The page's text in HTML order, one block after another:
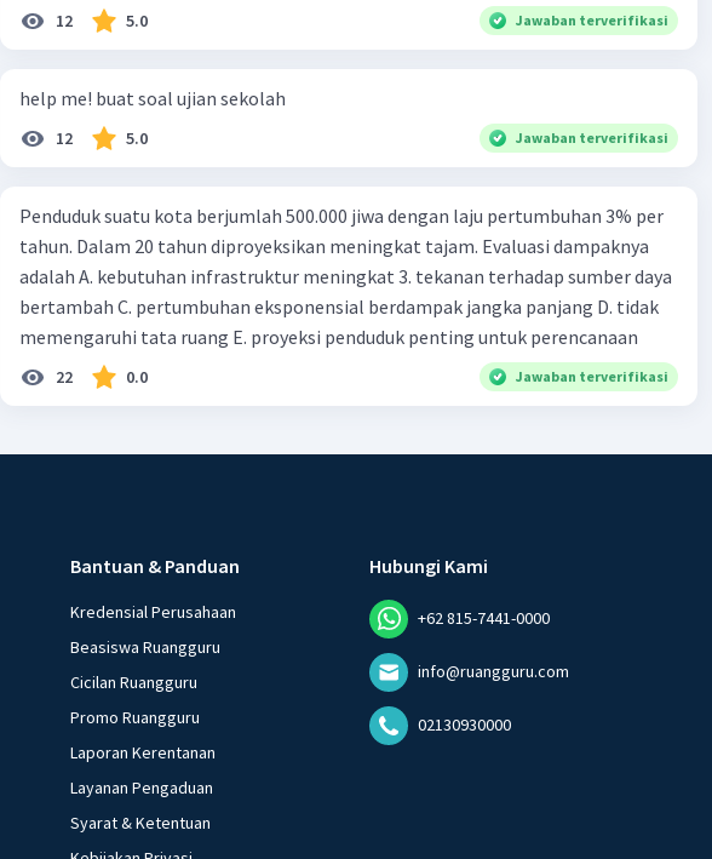
12 5.0 Jawaban terverifikasi
help me! buat soal ujian sekolah
12 5.0 Jawaban terverifikasi
Penduduk suatu kota berjumlah 500.000 jiwa dengan laju pertumbuhan 3% per
tahun. Dalam 20 tahun diproyeksikan meningkat tajam. Evaluasi dampaknya
adalah A. kebutuhan infrastruktur meningkat 3. tekanan terhadap sumber daya
bertambah C. pertumbuhan eksponensial berdampak jangka panjang D. tidak
memengaruhi tata ruang E. proyeksi penduduk penting untuk perencanaan
22 0.0 Jawaban terverifikasi
Bantuan & Panduan
Kredensial Perusahaan
Beasiswa Ruangguru
Cicilan Ruangguru
Promo Ruangguru
Laporan Kerentanan
Layanan Pengaduan
Syarat & Ketentuan
Hubungi Kami
+62 815-7441-0000
info@ruangguru.com
02130930000